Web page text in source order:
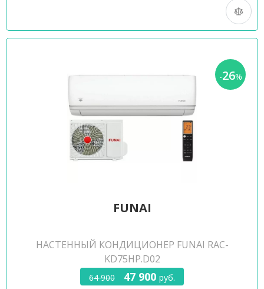
-26%
FUNAI
НАСТЕННЫЙ КОНДИЦИОНЕР FUNAI RAC-
KD75HP.D02
64 900 47 900 руб.